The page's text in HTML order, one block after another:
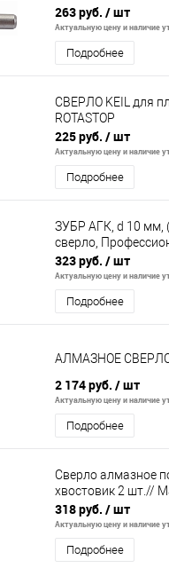
263 руб. / шт
Актуальную цену и наличие
Подробнее
СВЕРЛО KEIL для
ROTASTOP
225 руб. / шт
Актуальную цену и наличие
Подробнее
ЗУБР АГК, d 10 мм,
сверло,
323 руб. / шт
Актуальную цену и наличие
Подробнее
АЛМАЗНОЕ
2 174 руб. / шт
Актуальную цену и наличие
Подробнее
Сверло алмазное
хвостовик 2 шт.//
318 руб. / шт
Актуальную цену и наличие
Подробнее